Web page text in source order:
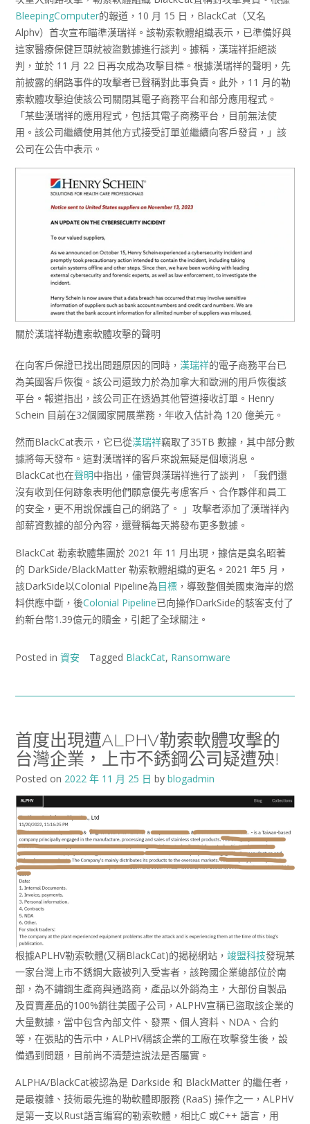
BleepingComputer的報道，10 月 15 日，BlackCat（又名
Alphv）首次宣布瞄準漢瑞祥。該勒索軟體組織表示，已準備好與
這家醫療保健巨頭就被盜數據進行談判。據稱，漢瑞祥拒絕談
判，並於 11 月 22 日再次成為攻擊目標。根據漢瑞祥的聲明，先
前披露的網路事件的攻擊者已聲稱對此事負責。此外，11 月的勒
索軟體攻擊迫使該公司關閉其電子商務平台和部分應用程式。
「某些漢瑞祥的應用程式，包括其電子商務平台，目前無法使
用。該公司繼續使用其他方式接受訂單並繼續向客戶發貨，」該
公司在公告中表示。
關於漢瑞祥勒遭索軟體攻擊的聲明
在向客戶保證已找出問題原因的同時， 漢瑞祥的電子商務平台已
為美國客戶恢復。該公司還致力於為加拿大和歐洲的用戶恢復該
平台。報道指出，該公司正在透過其他管道接收訂單。Henry
Schein 目前在32個國家開展業務，年收入估計為 120 億美元。
然而BlackCat表示，它已從漢瑞祥竊取了35TB 數據，其中部分數
據將每天發布。這對漢瑞祥的客戶來說無疑是個壞消息。
BlackCat也在聲明中指出，儘管與漢瑞祥進行了談判，「我們還
沒有收到任何跡象表明他們願意優先考慮客戶、合作夥伴和員工
的安全，更不用說保護自己的網路了。 」攻擊者添加了漢瑞祥內
部薪資數據的部分內容，還聲稱每天將發布更多數據。
BlackCat 勒索軟體集團於 2021 年 11 月出現，據信是臭名昭著
的 DarkSide/BlackMatter 勒索軟體組織的更名。2021 年5 月，
該DarkSide以Colonial Pipeline為目標 ，導致整個美國東海岸的燃
料供應中斷，後Colonial Pipeline已向操作DarkSide的駭客支付了
約新台幣1.39億元的贖金，引起了全球關注。
Posted in 資安 Tagged BlackCat, Ransomware
首度出現遭ALPHV勒索軟體攻擊的
台灣企業，上市不銹鋼公司疑遭殃!
Posted on 2022 年 11 月 25 日 by blogadmin
根據APLHV勒索軟體(又稱BlackCat)的揭秘網站， 竣盟科技發現某
一家台灣上市不銹鋼大廠被列入受害者，該跨國企業總部位於南
部，為不鏽鋼生產商與通路商，產品以外銷為主，大部份自製品
及買賣產品的100%銷往美國子公司，ALPHV宣稱已盜取該企業的
大量數據，當中包含內部文件、發票、個人資料、NDA、合約
等，在張貼的告示中，ALPHV稱該企業的工廠在攻擊發生後，設
備遇到問題，目前尚不清楚這說法是否屬實。
ALPHA/BlackCat被認為是 Darkside 和 BlackMatter 的繼任者，
是最複雜、技術最先進的勒軟體即服務 (RaaS) 操作之一，ALPHV
是第一支以Rust語言編寫的勒索軟體，相比C 或C++ 語言，用